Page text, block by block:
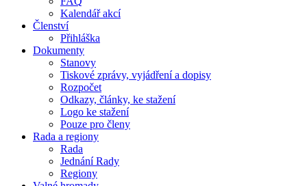
Kalendář akcí
Členství
Přihláška
Dokumenty
Stanovy
Tiskové zprávy, vyjádření a dopisy
Rozpočet
Odkazy, články, ke stažení
Logo ke stažení
Pouze pro členy
Rada a regiony
Rada
Jednání Rady
Regiony